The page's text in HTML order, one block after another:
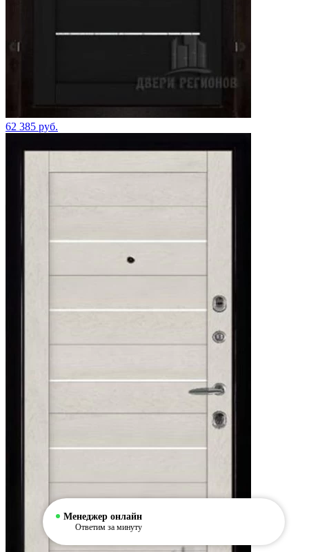
62 385 руб.
Менеджер онлайн
Ответим за минуту